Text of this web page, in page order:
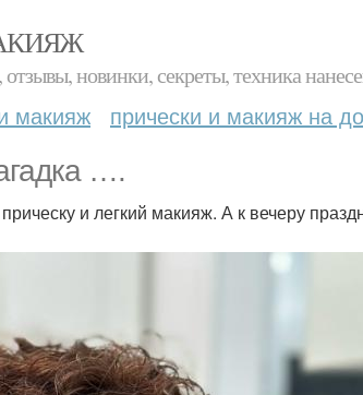
новинки, секреты, техника
макияж прически и макияж на
….
и легкий макияж. А к вечеру